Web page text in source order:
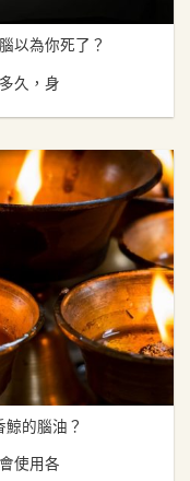
以為你死了？
久，身
的腦油？
使用各